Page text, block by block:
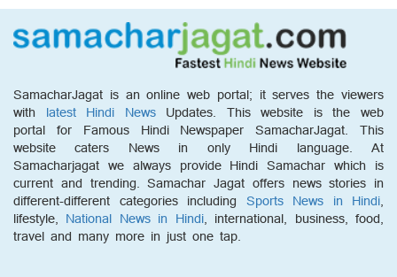
SamacharJagat is an online web portal; it serves the viewers
with latest Hindi NewsUpdates. This website is the web
portal for Famous Hindi Newspaper SamacharJagat. This
website caters News in only Hindi language. At
Samacharjagat we always provide Hindi Samachar which is
current and trending. Samachar Jagat offers news stories in
different-different categories including Sports News in Hindi,
lifestyle, National News in Hindi, international, business, food,
travel and many more in just one tap.